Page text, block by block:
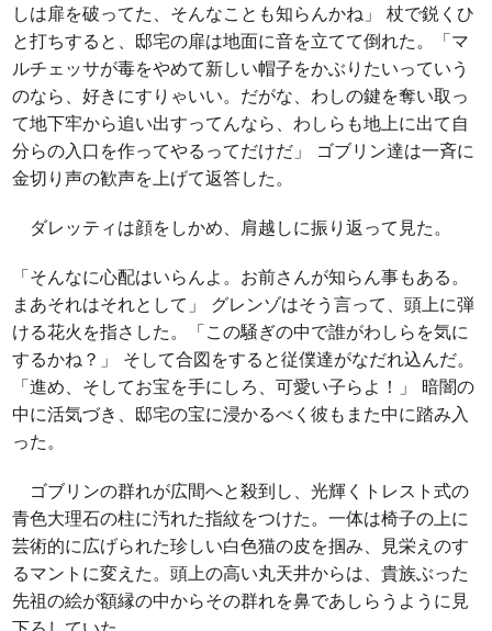
しは扉を破ってた、そんなことも知らんかね」 杖で鋭くひ
と打ちすると、邸宅の扉は地面に音を立てて倒れた。「マ
ルチェッサが毒をやめて新しい帽子をかぶりたいっていう
のなら、好きにすりゃいい。だがな、わしの鍵を奪い取っ
て地下牢から追い出すってんなら、わしらも地上に出て自
分らの入口を作ってやるってだけだ」 ゴブリン達は一斉に
金切り声の歓声を上げて返答した。
ダレッティは顔をしかめ、肩越しに振り返って見た。
「そんなに心配はいらんよ。お前さんが知らん事もある。
まあそれはそれとして」 グレンゾはそう言って、頭上に弾
ける花火を指さした。「この騒ぎの中で誰がわしらを気に
するかね？」 そして合図をすると従僕達がなだれ込んだ。
「進め、そしてお宝を手にしろ、可愛い子らよ！」 暗闇の
中に活気づき、邸宅の宝に浸かるべく彼もまた中に踏み入
った。
ゴブリンの群れが広間へと殺到し、光輝くトレスト式の
青色大理石の柱に汚れた指紋をつけた。一体は椅子の上に
芸術的に広げられた珍しい白色猫の皮を掴み、見栄えのす
るマントに変えた。頭上の高い丸天井からは、貴族ぶった
先祖の絵が額縁の中からその群れを鼻であしらうように見